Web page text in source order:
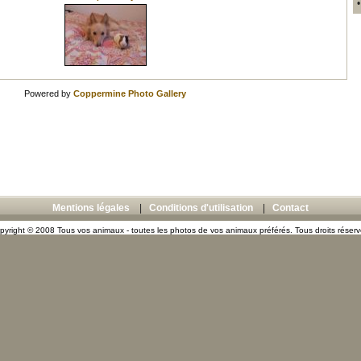
Powered by Coppermine Photo Gallery
Mentions légales Conditions d'utilisation Contact
© 2008 Tous vos animaux - toutes les photos de vos animaux préférés. Tous droits